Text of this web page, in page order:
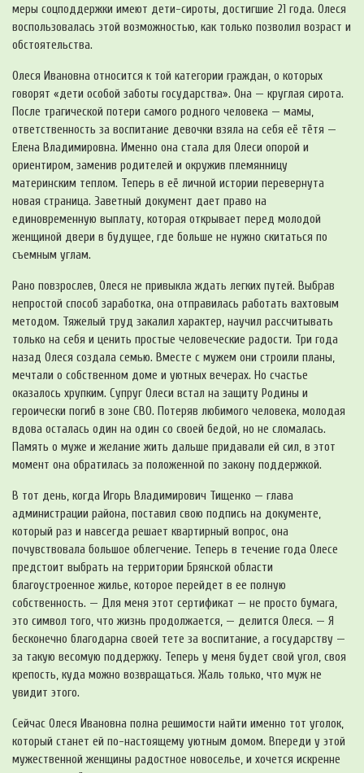
меры соцподдержки имеют дети-сироты, достигшие 21 года. Олеся
воспользовалась этой возможностью, как только позволил возраст и
обстоятельства.
Олеся Ивановна относится к той категории граждан, о которых
говорят «дети особой заботы государства». Она — круглая сирота.
После трагической потери самого родного человека — мамы,
ответственность за воспитание девочки взяла на себя её тётя —
Елена Владимировна. Именно она стала для Олеси опорой и
ориентиром, заменив родителей и окружив племянницу
материнским теплом. Теперь в её личной истории перевернута
новая страница. Заветный документ дает право на
единовременную выплату, которая открывает перед молодой
женщиной двери в будущее, где больше не нужно скитаться по
съемным углам.
Рано повзрослев, Олеся не привыкла ждать легких путей. Выбрав
непростой способ заработка, она отправилась работать вахтовым
методом. Тяжелый труд закалил характер, научил рассчитывать
только на себя и ценить простые человеческие радости. Три года
назад Олеся создала семью. Вместе с мужем они строили планы,
мечтали о собственном доме и уютных вечерах. Но счастье
оказалось хрупким. Супруг Олеси встал на защиту Родины и
героически погиб в зоне СВО. Потеряв любимого человека, молодая
вдова осталась один на один со своей бедой, но не сломалась.
Память о муже и желание жить дальше придавали ей сил, в этот
момент она обратилась за положенной по закону поддержкой.
В тот день, когда Игорь Владимирович Тищенко — глава
администрации района, поставил свою подпись на документе,
который раз и навсегда решает квартирный вопрос, она
почувствовала большое облегчение. Теперь в течение года Олесе
предстоит выбрать на территории Брянской области
благоустроенное жилье, которое перейдет в ее полную
собственность. — Для меня этот сертификат — не просто бумага,
это символ того, что жизнь продолжается, — делится Олеся. — Я
бесконечно благодарна своей тете за воспитание, а государству —
за такую весомую поддержку. Теперь у меня будет свой угол, своя
крепость, куда можно возвращаться. Жаль только, что муж не
увидит этого.
Сейчас Олеся Ивановна полна решимости найти именно тот уголок,
который станет ей по-настоящему уютным домом. Впереди у этой
мужественной женщины радостное новоселье, и хочется искренне